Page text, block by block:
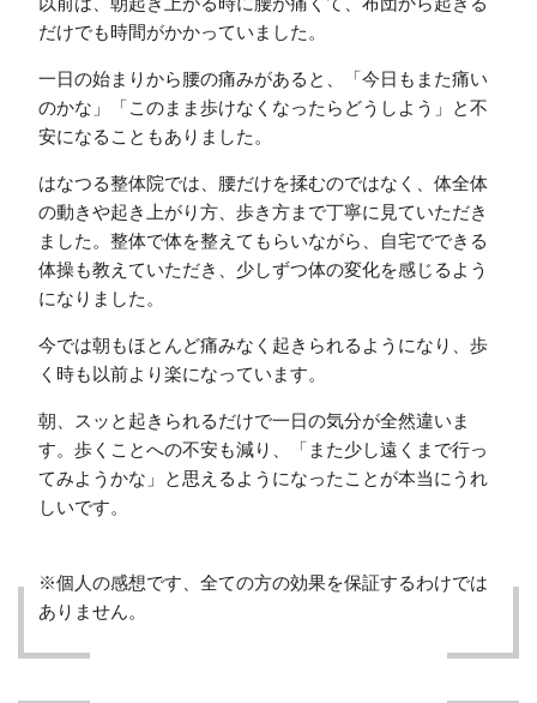
だけでも時間がかかっていました。
一日の始まりから腰の痛みがあると、「今日もまた痛い
のかな」「このまま歩けなくなったらどうしよう」と不
安になることもありました。
はなつる整体院では、腰だけを揉むのではなく、体全体
の動きや起き上がり方、歩き方まで丁寧に見ていただき
ました。整体で体を整えてもらいながら、自宅でできる
体操も教えていただき、少しずつ体の変化を感じるよう
になりました。
今では朝もほとんど痛みなく起きられるようになり、歩
く時も以前より楽になっています。
朝、スッと起きられるだけで一日の気分が全然違いま
す。歩くことへの不安も減り、「また少し遠くまで行っ
てみようかな」と思えるようになったことが本当にうれ
しいです。
※個人の感想です、全ての方の効果を保証するわけでは
ありません。